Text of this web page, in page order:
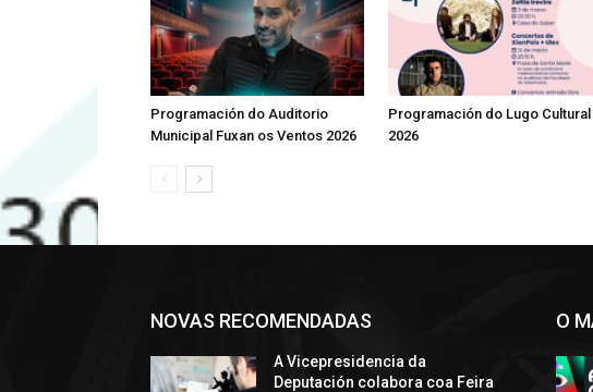
Programación do Auditorio
Municipal Fuxan os Ventos 2026
Programación do Lugo Cultural
2026
NOVAS RECOMENDADAS
A Vicepresidencia da
Deputación colabora coa Feira
O